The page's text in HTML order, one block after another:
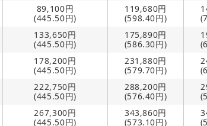
89,100円
(445.50円)
119,680円
(598.40円)
133,650円
(445.50円)
175,890円
(586.30円)
178,200円
(445.50円)
231,880円
(579.70円)
222,750円
(445.50円)
288,200円
(576.40円)
267,300円
(445.50円)
343,860円
(573.10円)